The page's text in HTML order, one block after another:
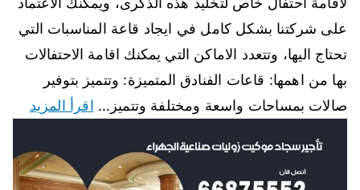
على شركتنا بشكل كامل في ايجاد قاعة المناسبات التي
تحتاج اليها، وتتعدد الاماكن التي يمكنك اقامة الاحتفالات
بها من اهمها: قاعات الفنادق المتميزة: وتتميز بتوفير
صالات بمساحات واسعة ومختلفة وتتميز… اقرأ المزيد